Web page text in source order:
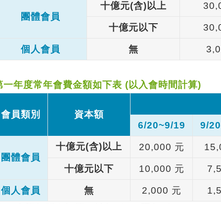
團體會員
十億元(含) 以上
十億元以下
個人會員 無
一年度常年會費金額如下表 ( 以入會時間計算)
會員類別 資本額
6/20~9/19 9/
團體會員
十億元(含) 以上 20,000 元
十億元以下 10,000 元
個人會員 無 2,000 元